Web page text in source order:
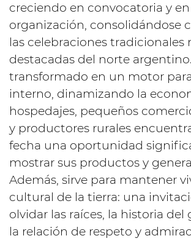
creciendo en convocatoria y
organización, consolidándose
las celebraciones tradicionales
destacadas del norte
transformado en un motor
interno, dinamizando la
hospedajes, pequeños
y productores rurales
fecha una oportunidad
mostrar sus productos y
Además, sirve para mantener
cultural de la tierra: una
olvidar las raíces, la historia del
la relación de respeto y